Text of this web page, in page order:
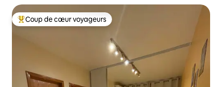
Coups de cœur voyageurs les plus appréciés
Coup de cœur voyageurs